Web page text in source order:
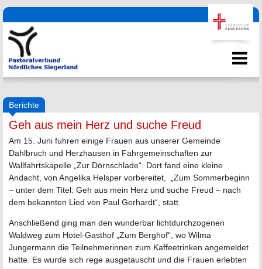
Berichte
Geh aus mein Herz und suche Freud
Am 15. Juni fuhren einige Frauen aus unserer Gemeinde
Dahlbruch und Herzhausen in Fahrgemeinschaften zur
Wallfahrtskapelle „Zur Dörnschlade“. Dort fand eine kleine
Andacht, von Angelika Helsper vorbereitet, „Zum Sommerbeginn
– unter dem Titel: Geh aus mein Herz und suche Freud – nach
dem bekannten Lied von Paul Gerhardt“, statt.
Anschließend ging man den wunderbar lichtdurchzogenen
Waldweg zum Hotel-Gasthof „Zum Berghof“, wo Wilma
Jungermann die Teilnehmerinnen zum Kaffeetrinken angemeldet
hatte. Es wurde sich rege ausgetauscht und die Frauen erlebten